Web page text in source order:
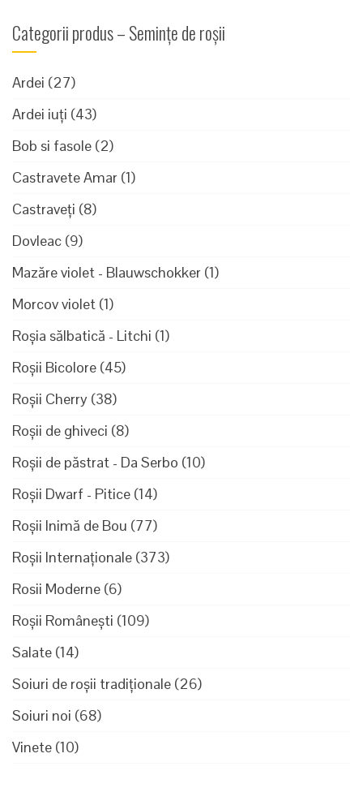
Categorii produs – Semințe de roșii
Ardei (27)
Ardei iuți (43)
Bob si fasole (2)
Castravete Amar (1)
Castraveți (8)
Dovleac (9)
Mazăre violet - Blauwschokker (1)
Morcov violet (1)
Roșia sălbatică - Litchi (1)
Roșii Bicolore (45)
Roșii Cherry (38)
Roșii de ghiveci (8)
Roșii de păstrat - Da Serbo (10)
Roșii Dwarf - Pitice (14)
Roșii Inimă de Bou (77)
Roșii Internaționale (373)
Rosii Moderne (6)
Roșii Românești (109)
Salate (14)
Soiuri de roșii tradiționale (26)
Soiuri noi (68)
Vinete (10)